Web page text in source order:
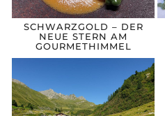
SCHWARZGOLD – DER
NEUE STERN AM
GOURMETHIMMEL